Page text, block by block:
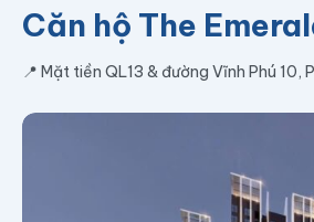
Căn hộ The
📍 Mặt tiền QL13 & đường Vĩnh Phú 10,